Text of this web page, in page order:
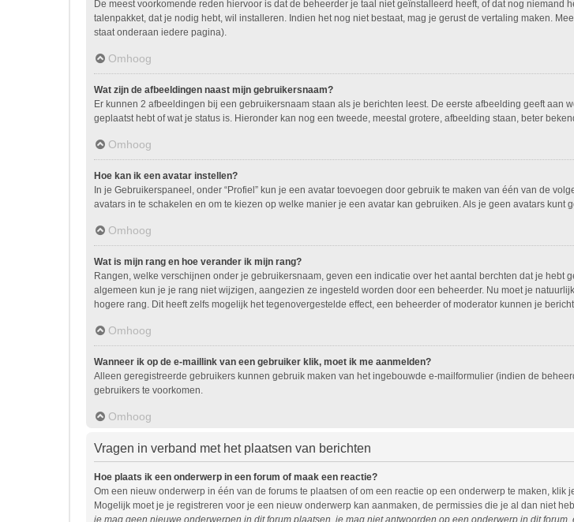
De meest voorkomende reden hiervoor is dat de beheerder je taal niet geïnstalleerd heeft, of dat nog
talenpakket, dat je nodig hebt, wil installeren. Indien het nog niet bestaat, mag je gerust de vertaling maken.
staat onderaan iedere pagina).
Omhoog
Wat zijn de afbeeldingen naast mijn gebruikersnaam?
Er kunnen 2 afbeeldingen bij een gebruikersnaam staan als je berichten leest. De eerste afbeelding geeft
geplaatst hebt of wat je status is. Hieronder kan nog een tweede, meestal grotere, afbeelding staan, beter
Omhoog
Hoe kan ik een avatar instellen?
In je Gebruikerspaneel, onder “Profiel” kun je een avatar toevoegen door gebruik te maken van één van de
avatars in te schakelen en om te kiezen op welke manier je een avatar kan gebruiken. Als je geen avatars
Omhoog
Wat is mijn rang en hoe verander ik mijn rang?
Rangen, welke verschijnen onder je gebruikersnaam, geven een indicatie over het aantal berchten dat je
algemeen kun je je rang niet wijzigen, aangezien ze ingesteld worden door een beheerder. Nu moet je
hogere rang. Dit heeft zelfs mogelijk het tegenovergestelde effect, een beheerder of moderator kunnen je
Omhoog
Wanneer ik op de e-maillink van een gebruiker klik, moet ik me aanmelden?
Alleen geregistreerde gebruikers kunnen gebruik maken van het ingebouwde e-mailformulier (indien de
gebruikers te voorkomen.
Omhoog
Vragen in verband met het plaatsen van berichten
Hoe plaats ik een onderwerp in een forum of maak een reactie?
Om een nieuw onderwerp in één van de forums te plaatsen of om een reactie op een onderwerp te maken,
Mogelijk moet je je registreren voor je een nieuw onderwerp kan aanmaken, de permissies die je al dan niet
je mag geen nieuwe onderwerpen in dit forum plaatsen, je mag niet antwoorden op een onderwerp in dit forum,